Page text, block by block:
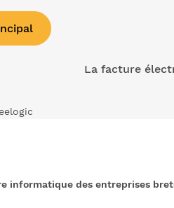
La facture
informatique des entreprises